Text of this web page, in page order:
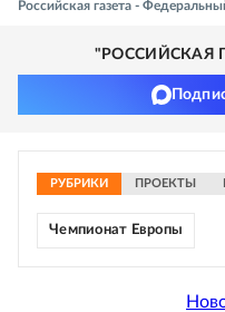
Российская газета -
"РОССИЙСКАЯ
РУБРИКИ ПРОЕКТЫ
Чемпионат Европы